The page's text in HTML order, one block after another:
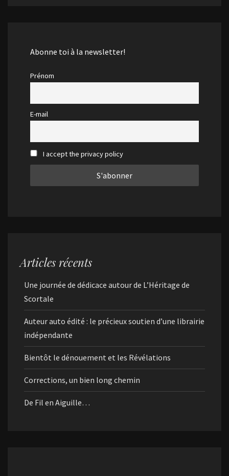
Abonne toi à la newsletter!
Prénom
E-mail
I accept the privacy policy
Articles récents
Une journée de dédicace autour de L’Héritage de
Scortale
Auteur auto édité : le précieux soutien d’une librairie
indépendante
Bientôt le dénouement et les Révélations
Corrections, un bien long chemin
De Fil en Aiguille…